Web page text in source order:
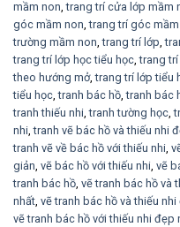
mầm non,trang trí cửa lớp mầm
góc mầm non,trang trí góc
trường mầm non,trang trí lớp,
trang trí lớp học tiểu học,trang
theo hướng mở,trang trí lớp tiểu
tiểu học,tranh bác hồ,tranh bác
tranh thiếu nhi,tranh tường học,
nhi,tranh vẽ bác hồ và thiếu nhi
tranh vẽ về bác hồ với thiếu nhi,
giản, vẽ bác hồ với thiếu nhi, vẽ
tranh bác hồ, vẽ tranh bác hồ và
nhất, vẽ tranh bác hồ và thiếu nhi
vẽ tranh bác hồ với thiếu nhi đẹp